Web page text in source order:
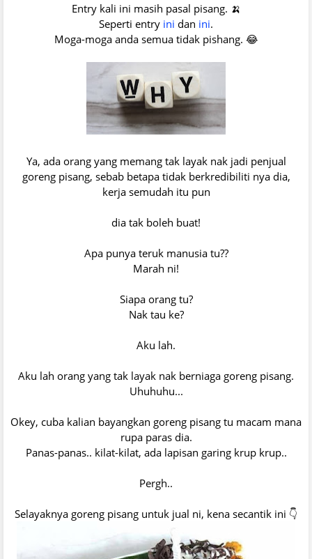
Entry kali ini masih pasal pisang. 🍌
Seperti entry ini dan ini.
Moga-moga anda semua tidak pishang. 😂
Ya, ada orang yang memang tak layak nak jadi penjual
goreng pisang, sebab betapa tidak berkredibiliti nya dia,
kerja semudah itu pun
dia tak boleh buat!
Apa punya teruk manusia tu??
Marah ni!
Siapa orang tu?
Nak tau ke?
Aku lah.
Aku lah orang yang tak layak nak berniaga goreng pisang.
Uhuhuhu...
Okey, cuba kalian bayangkan goreng pisang tu macam mana
rupa paras dia.
Panas-panas.. kilat-kilat, ada lapisan garing krup krup..
Pergh..
Selayaknya goreng pisang untuk jual ni, kena secantik ini 👇